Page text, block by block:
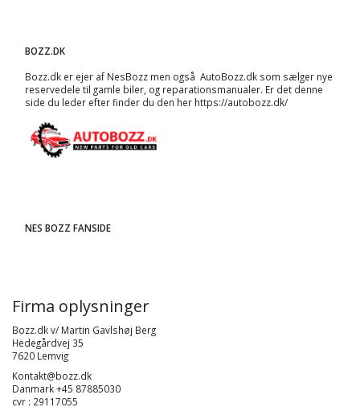
BOZZ.DK
Bozz.dk er ejer af NesBozz men også AutoBozz.dk som sælger nye
reservedele til gamle biler, og reparationsmanualer. Er det denne
side du leder efter finder du den her https://autobozz.dk/
NES BOZZ FANSIDE
Firma oplysninger
Bozz.dk v/ Martin Gavlshøj Berg
Hedegårdvej 35
7620 Lemvig
Kontakt@bozz.dk
Danmark +45 87885030
cvr : 29117055